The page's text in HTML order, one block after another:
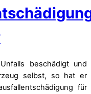
beschädigt und
selbst, so hat er
für